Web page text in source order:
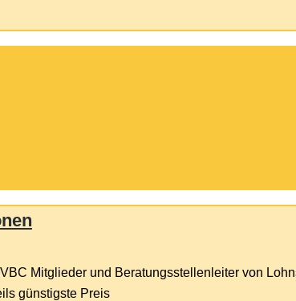
Mitglieder und Beratungsstellenleiter von
günstigste Preis